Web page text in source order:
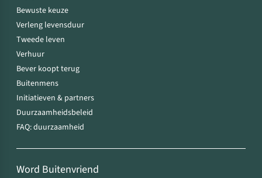
Bewuste keuze
Verleng levensduur
Tweede leven
Verhuur
Bever koopt terug
Buitenmens
Initiatieven & partners
Duurzaamheidsbeleid
FAQ: duurzaamheid
Word Buitenvriend